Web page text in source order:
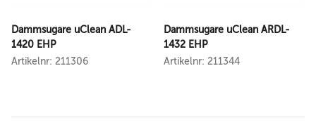
Dammsugare uClean ADL-
1420 EHP
Artikelnr: 211306
Dammsugare uClean ARDL-
1432 EHP
Artikelnr: 211344